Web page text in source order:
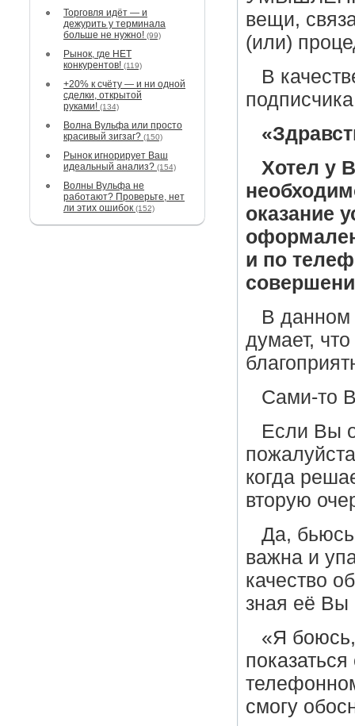
Торговля идёт — и
дежурить у терминала
больше не нужно! (99)
Рынок, где НЕТ
конкурентов! (119)
+20% к счёту — и ни одной
сделки, открытой
руками! (134)
Волна Вульфа или просто
красивый зигзаг? (150)
Рынок игнорирует Ваш
идеальный анализ? (154)
Волны Вульфа не
работают? Проверьте, нет
ли этих ошибок (152)
вещи,
(или)
В
Хотел у
оказание
и по
В данном
думает,
Сами-то
Если Вы
когда
вторую
Да,
важна и
качество
зная её Вы
«Я
смогу